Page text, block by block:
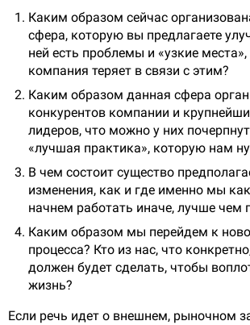
Каким образом сейчас
сфера, которую вы предлагаете
ней есть проблемы и «узкие
компания теряет в связи с этим?
Каким образом данная сфера
конкурентов компании и
лидеров, что можно у них
«лучшая практика», которую нам
В чем состоит существо
изменения, как и где именно мы
начнем работать иначе, лучше чем
Каким образом мы перейдем к
процесса? Кто из нас, что
должен будет сделать, чтобы
жизнь?
Если речь идет о внешнем, рыночном